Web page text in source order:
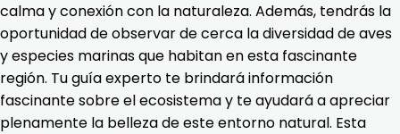
calma y conexión con la naturaleza. Además, tendrás la
oportunidad de observar de cerca la diversidad de aves
y especies marinas que habitan en esta fascinante
región. Tu guía experto te brindará información
fascinante sobre el ecosistema y te ayudará a apreciar
plenamente la belleza de este entorno natural. Esta